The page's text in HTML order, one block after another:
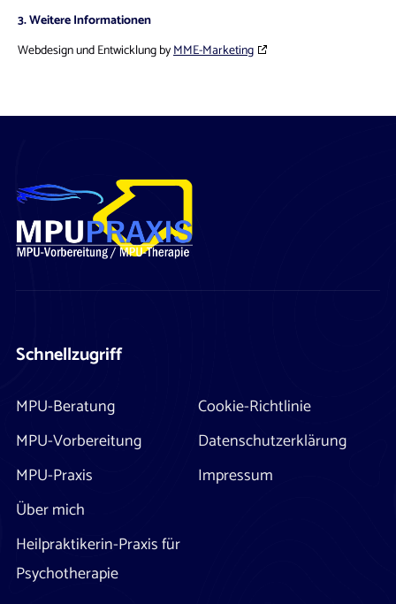
3. Weitere Informationen
Webdesign und Entwicklung byMME-Marketing
Schnellzugriff
MPU-Beratung
MPU-Vorbereitung
MPU-Praxis
Über mich
Heilpraktikerin-Praxis für
Psychotherapie
Cookie-Richtlinie
Datenschutzerklärung
Impressum